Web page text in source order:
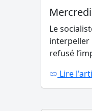
Le
interpeller
refusé
Lire